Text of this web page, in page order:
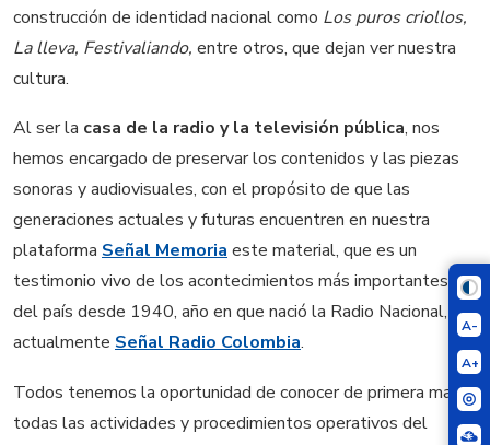
A-
A+
construcción de identidad nacional como Los puros criollos,
La lleva, Festivaliando, entre otros, que dejan ver nuestra
cultura.
Al ser la casa de la radio y la televisión pública, nos
hemos encargado de preservar los contenidos y las piezas
sonoras y audiovisuales, con el propósito de que las
generaciones actuales y futuras encuentren en nuestra
plataforma Señal Memoria este material, que es un
testimonio vivo de los acontecimientos más importantes
del país desde 1940, año en que nació la Radio Nacional,
actualmente Señal Radio Colombia.
Todos tenemos la oportunidad de conocer de primera mano
todas las actividades y procedimientos operativos del